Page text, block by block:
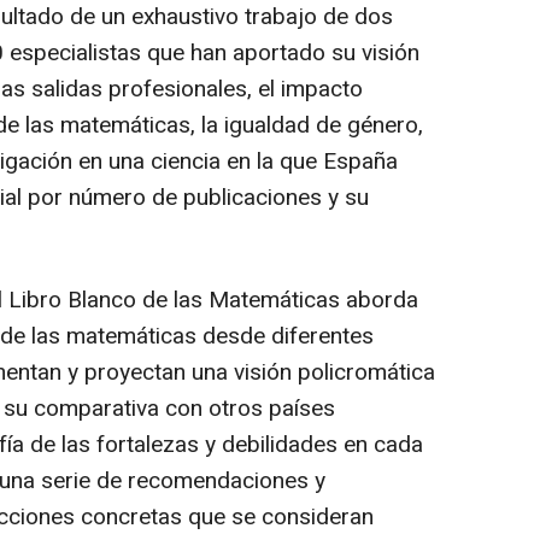
de un exhaustivo trabajo de dos
que han aportado su visión
salidas profesionales, el impacto
las matemáticas, la igualdad de género,
en una ciencia en la que España
por número de publicaciones y su
Blanco de las Matemáticas aborda
las matemáticas desde diferentes
y proyectan una visión policromática
comparativa con otros países
de las fortalezas y debilidades en cada
serie de recomendaciones y
concretas que se consideran